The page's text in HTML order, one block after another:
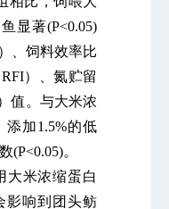
显著(P<0.05)
、饲料效率比
）、氮贮留
值。与大米浓
添加1.5%的低
(P<0.05)。
米浓缩蛋白
影响到团头鲂